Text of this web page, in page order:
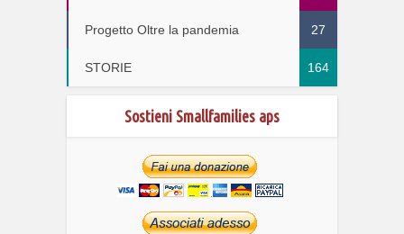
Progetto Oltre la pandemia 27
STORIE 164
Sostieni Smallfamilies aps